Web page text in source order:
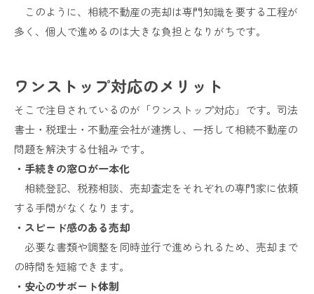
このように、相続不動産の売却は専門知識を要する工程が
多く、個人で進めるのは大きな負担となりがちです。
ワンストップ対応のメリット
そこで注目されているのが「ワンストップ対応」です。司法
書士・税理士・不動産会社が連携し、一括して相続不動産の
問題を解決する仕組みです。
・手続きの窓口が一本化
相続登記、税務相談、売却査定をそれぞれの専門家に依頼
する手間がなくなります。
・スピード感のある売却
必要な書類や調整を同時並行で進められるため、売却まで
の時間を短縮できます。
・安心のサポート体制